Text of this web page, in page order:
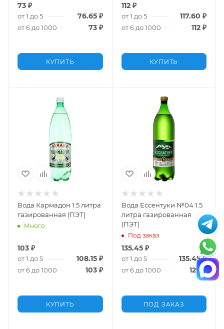
73 ₽
от 1 до 5 76.65₽
от 6 до 1000 73₽
КУПИТЬ
112₽
от 1 до 5 117.60 ₽
от 6 до 1000 112 ₽
КУПИТЬ
Вода Кармадон 1.5 литра
газированная (ПЭТ)
Много
103 ₽
от 1 до 5 108.15₽
от 6 до 1000 103₽
КУПИТЬ
Вода Ессентуки №04 1.5
литра газированная
(ПЭТ)
Под заказ
135.45₽
от 1 до 5 135.45₽
от 6 до 1000 129 ₽
ПОД ЗАКАЗ